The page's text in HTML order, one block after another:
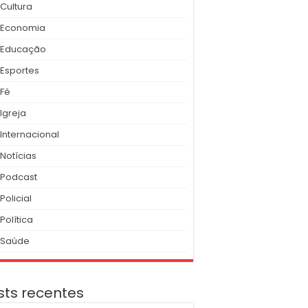
Cultura
Economia
Educação
Esportes
Fé
Igreja
Internacional
Notícias
Podcast
Policial
Política
Saúde
recentes